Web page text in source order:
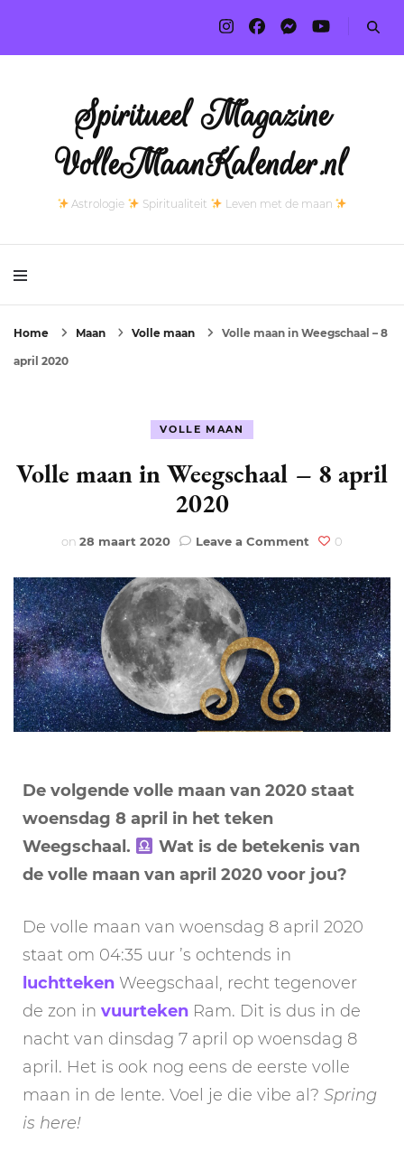
Spiritueel Magazine
VolleMaanKalender.nl
Astrologie Spiritualiteit Leven met de maan
Home Maan Volle maan Volle maan in Weegschaal – 8
april 2020
VOLLE MAAN
Volle maan in Weegschaal – 8 april
2020
on 28 maart 2020 Leave a Comment on
maan
in
Weegschaal
–
8
april
2020
0
De volgende volle maan van 2020 staat
woensdag 8 april in het teken
Weegschaal.
Wat is de betekenis van
de volle maan van april 2020 voor jou?
De volle maan van woensdag 8 april 2020
staat om 04:35 uur ’s ochtends in
luchtteken Weegschaal, recht tegenover
de zon in vuurteken Ram. Dit is dus in de
nacht van dinsdag 7 april op woensdag 8
april. Het is ook nog eens de eerste volle
maan in de lente. Voel je die vibe al? Spring
is here!